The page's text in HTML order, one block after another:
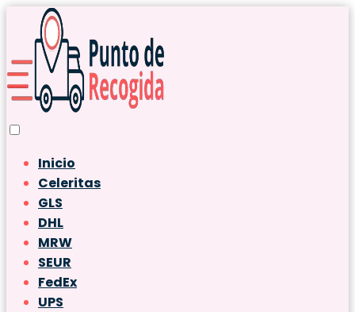
Inicio
Celeritas
GLS
DHL
MRW
SEUR
FedEx
UPS